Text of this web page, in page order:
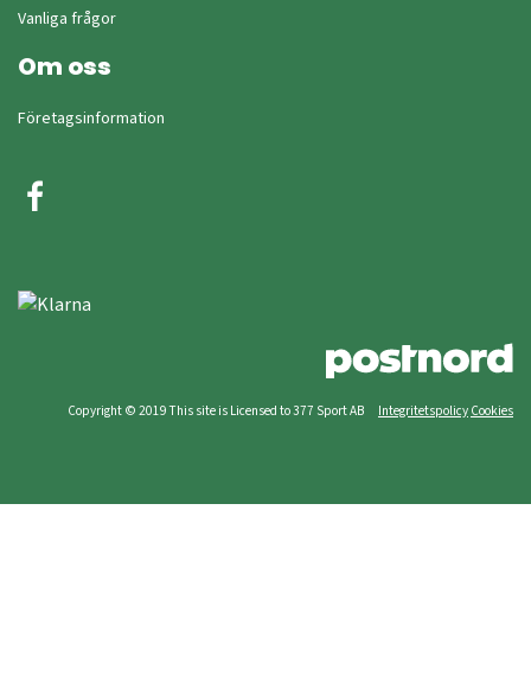
Vanliga frågor
Om oss
Företagsinformation
Copyright © 2019 This site is Licensed to 377 Sport AB Integritetspolicy Cookies